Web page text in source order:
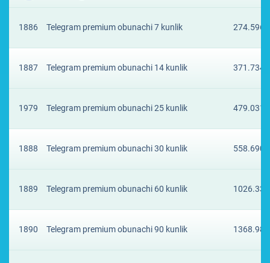
1886 Telegram premium obunachi 7 kunlik
1887 Telegram premium obunachi 14 kunlik
1979 Telegram premium obunachi 25 kunlik
1888 Telegram premium obunachi 30 kunlik
1889 Telegram premium obunachi 60 kunlik
1890 Telegram premium obunachi 90 kunlik